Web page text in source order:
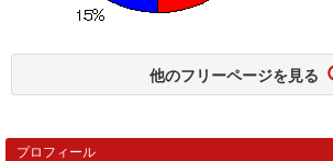
他のフリーページを見る
プロフィール